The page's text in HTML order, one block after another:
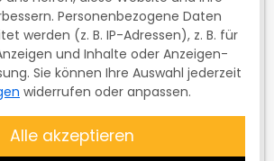
waren nur
mit einer Größe
bis 99,99 kWp. Diese
istnicht
. Die Anlagen
Abschluss des Testes wieder
. Bitte überprüfen Sie,
Energie produziert.
Personenbezogene Daten
werden (z. B. IP-Adressen), z. B. für
und Inhalte oder Anzeigen-
Sie können Ihre Auswahl jederzeit
widerrufen oder anpassen.
Alle akzeptieren